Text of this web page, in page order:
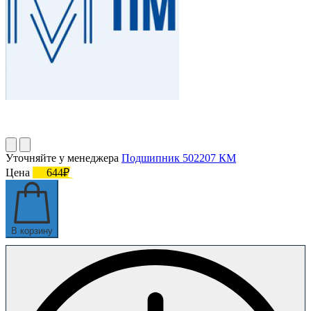
Уточняйте у менеджера Подшипник 502207 КМ
Цена
644₽
В корзину